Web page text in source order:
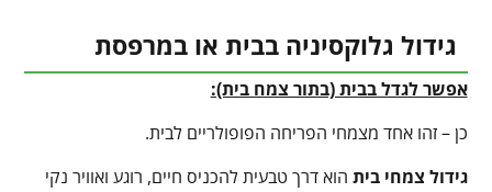
גידול גלוקסיניה בבית או במרפסת
אפשר לגדל בבית (בתור צמח בית):
כן – זהו אחד מצמחי הפריחה הפופולריים לבית.
גידול צמחי בית הוא דרך טבעית להכניס חיים, רוגע ואוויר נקי